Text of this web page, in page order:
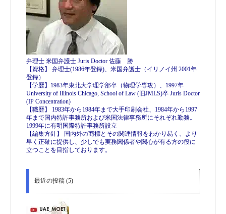
弁理士 米国弁護士 Juris Doctor 佐藤 勝
【資格】 弁理士(1986年登録)、米国弁護士（イリノイ州 2001年
登録）
【学歴】1983年東北大学理学部卒（物理学専攻）、1997年
University of Illinois Chicago, School of Law (旧JMLS)卒 Juris Doctor
(IP Concentration)
【職歴】 1983年から1984年まで大手印刷会社、1984年から1997
年まで国内特許事務所および米国法律事務所にそれぞれ勤務。
1999年に有明国際特許事務所設立
【編集方針】 国内外の商標とその関連情報をわかり易く、より
早く正確に提供し、少しでも実務関係者や関心が有る方の役に
立つことを目指しております。
最近の投稿 (5)